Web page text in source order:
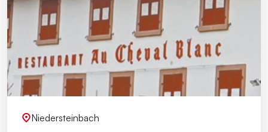
Niedersteinbach